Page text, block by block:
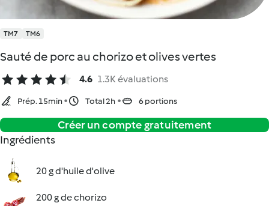
TM7 TM6
Sauté de porc au chorizo et olives vertes
4.6 1.3K évaluations
Prép. 15min Total 2h 6 portions
Créer un compte gratuitement
Ingrédients
20 g d'huile d'olive
200 g de chorizo